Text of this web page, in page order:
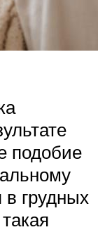
подобие
грудных